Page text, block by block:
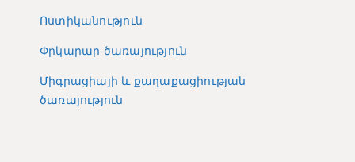
Ոստիկանություն
Փրկարար ծառայություն
Միգրացիայի և քաղաքացիության
ծառայություն